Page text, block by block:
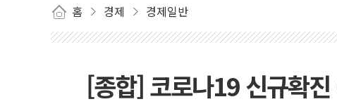
홈 경제 경제일반
[종합] 코로나19 신규확